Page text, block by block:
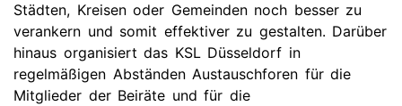
Städten, Kreisen oder Gemeinden noch besser zu
verankern und somit effektiver zu gestalten. Darüber
hinaus organisiert das KSL Düsseldorf in
regelmäßigen Abständen Austauschforen für die
Mitglieder der Beiräte und für die